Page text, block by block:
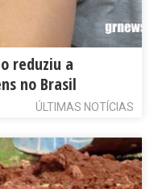
reduziu a
no Brasil
ÚLTIMAS NOTÍCIAS